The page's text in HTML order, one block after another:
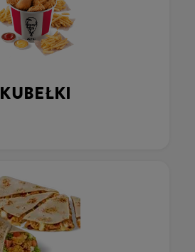
KUBEŁKI